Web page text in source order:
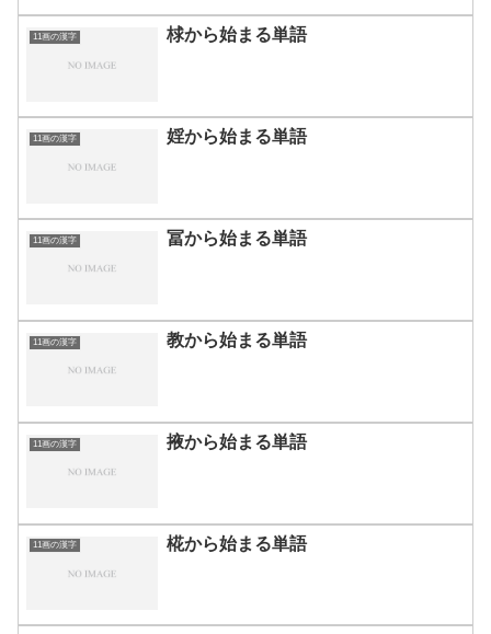
11画の漢字 梂から始まる単語
11画の漢字 婬から始まる単語
11画の漢字 冨から始まる単語
11画の漢字 教から始まる単語
11画の漢字 掖から始まる単語
11画の漢字 椛から始まる単語